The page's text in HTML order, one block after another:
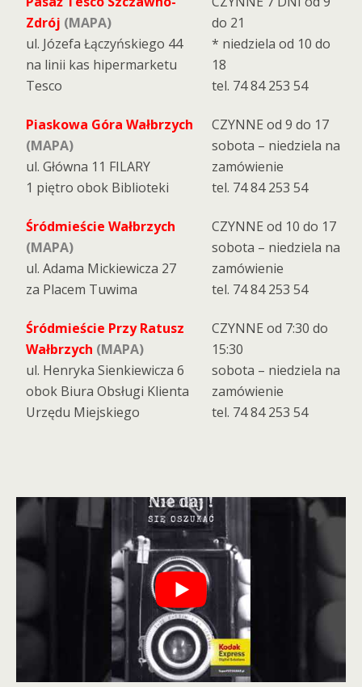
Zdrój (MAPA)
ul. Józefa Łączyńskiego 44
na linii kas hipermarketu
Tesco
do 21
* niedziela od 10 do
18
tel. 74 84 253 54
Piaskowa Góra Wałbrzych
(MAPA)
ul. Główna 11 FILARY
1 piętro obok Biblioteki
CZYNNE od 9 do 17
sobota – niedziela na
zamówienie
tel. 74 84 253 54
Śródmieście Wałbrzych
(MAPA)
ul. Adama Mickiewicza 27
za Placem Tuwima
CZYNNE od 10 do 17
sobota – niedziela na
zamówienie
tel. 74 84 253 54
Śródmieście Przy Ratusz
Wałbrzych (MAPA)
ul. Henryka Sienkiewicza 6
obok Biura Obsługi Klienta
Urzędu Miejskiego
CZYNNE od 7:30 do
15:30
sobota – niedziela na
zamówienie
tel. 74 84 253 54